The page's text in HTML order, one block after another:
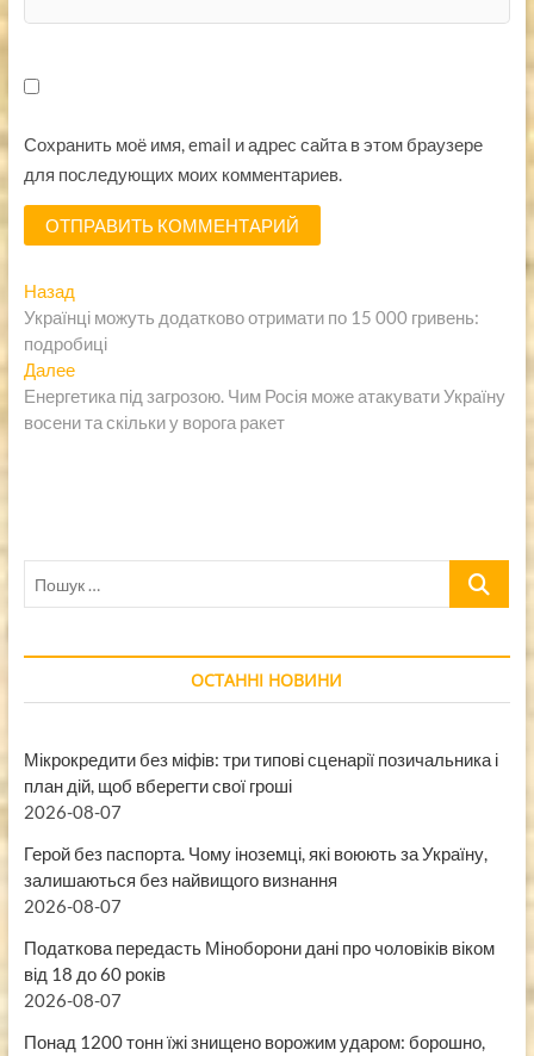
Сохранить моё имя, email и адрес сайта в этом браузере
для последующих моих комментариев.
Навигация
по
записям
НазадПредыдущая
запись:
Українці можуть додатково отримати по 15 000 гривень:
подробиці
ДалееСледующая
запись:
Енергетика під загрозою. Чим Росія може атакувати Україну
восени та скільки у ворога ракет
Пошук
ОСТАННІ НОВИНИ
Мікрокредити без міфів: три типові сценарії позичальника і
план дій, щоб вберегти свої гроші
2026-08-07
Герой без паспорта. Чому іноземці, які воюють за Україну,
залишаються без найвищого визнання
2026-08-07
Податкова передасть Міноборони дані про чоловіків віком
від 18 до 60 років
2026-08-07
Понад 1200 тонн їжі знищено ворожим ударом: борошно,